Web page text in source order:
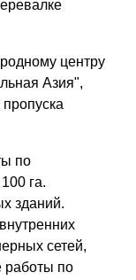
центру
Азия",
по
га.
зданий.
сетей,
работы по